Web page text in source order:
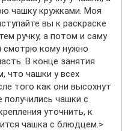
чашку кружками. Моя
вы к раскраске
ручку, а потом и саму
смотрю кому нужно
В конце занятия
что чашки у всех
того как они высохнут
чашки с
уточнить, к
чашка с блюдцем.>